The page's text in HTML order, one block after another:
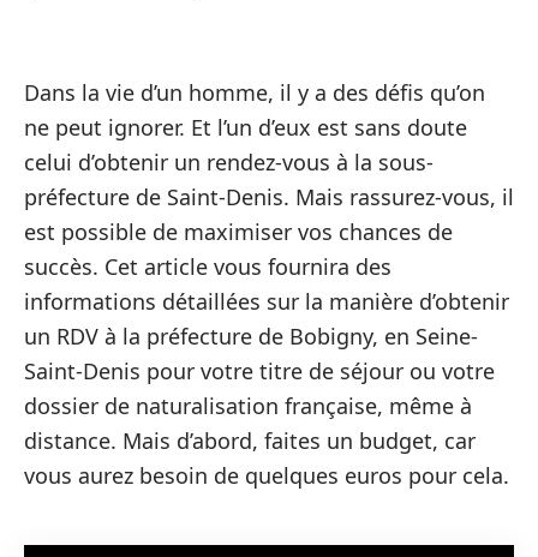
Dans la vie d’un homme, il y a des défis qu’on
ne peut ignorer. Et l’un d’eux est sans doute
celui d’obtenir un rendez-vous à la sous-
préfecture de Saint-Denis. Mais rassurez-vous, il
est possible de maximiser vos chances de
succès. Cet article vous fournira des
informations détaillées sur la manière d’obtenir
un RDV à la préfecture de Bobigny, en Seine-
Saint-Denis pour votre titre de séjour ou votre
dossier de naturalisation française, même à
distance. Mais d’abord, faites un budget, car
vous aurez besoin de quelques euros pour cela.